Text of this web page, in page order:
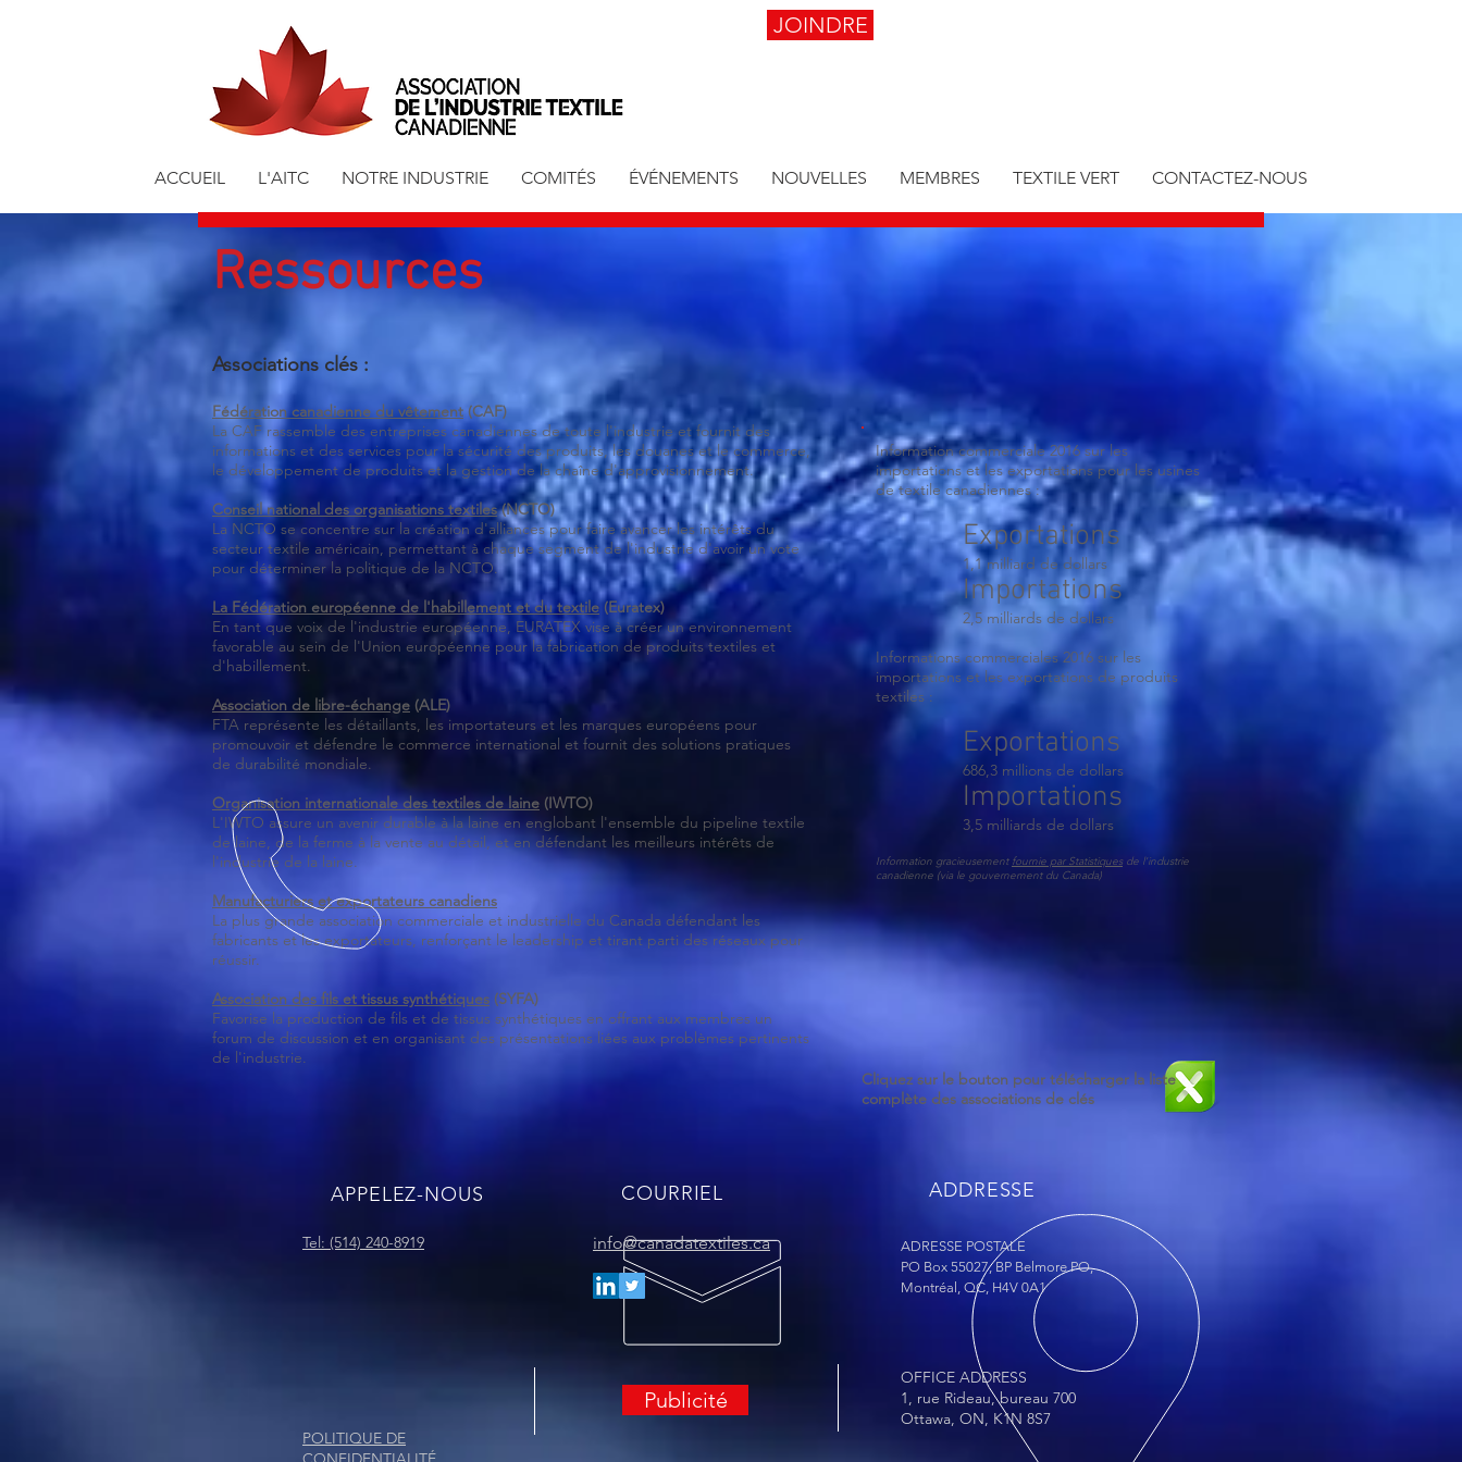
JOINDRE
ACCUEIL L'AITC NOTRE INDUSTRIE COMITÉS ÉVÉNEMENTS NOUVELLES MEMBRES TEXTILE VERT CONTACTEZ-NOUS
Ressources
Associations clés :
Fédération canadienne du vêtement (CAF)
La CAF rassemble des entreprises canadiennes de toute l'industrie et fournit des
informations et des services pour la sécurité des produits, les douanes et le commerce,
le développement de produits et la gestion de la chaîne d'approvisionnement.
Conseil national des organisations textiles(NCTO)
La NCTO se concentre sur la création d'alliances pour faire avancer les intérêts du
secteur textile américain, permettant à chaque segment de l'industrie d'avoir un vote
pour déterminer la politique de la NCTO.
La Fédération européenne de l'habillement et du textile (Euratex)
En tant que voix de l'industrie européenne, EURATEX vise à créer un environnement
favorable au sein de l'Union européenne pour la fabrication de produits textiles et
d'habillement.
Association de libre-échange (ALE)
FTA représente les détaillants, les importateurs et les marques européens pour
promouvoir et défendre le commerce international et fournit des solutions pratiques
de durabilité mondiale.
Organisation internationale des textiles de laine (IWTO)
L'IWTO assure un avenir durable à la laine en englobant l'ensemble du pipeline textile
de laine, de la ferme à la vente au détail, et en défendant les meilleurs intérêts de
l'industrie de la laine.
Manufacturiers et exportateurs canadiens
La plus grande association commerciale et industrielle du Canada défendant les
fabricants et les exportateurs, renforçant le leadership et tirant parti des réseaux pour
réussir.
Association des fils et tissus synthétiques (SYFA)
Favorise la production de fils et de tissus synthétiques en offrant aux membres un
forum de discussion et en organisant des présentations liées aux problèmes pertinents
de l'industrie.
Information commerciale 2016 sur les
importations et les exportations pour les usines
de textile canadiennes :
Exportations
1,1 milliard de dollars
Importations
2,5 milliards de dollars
Informations commerciales 2016 sur les
importations et les exportations de produits
textiles :
Exportations
686,3 millions de dollars
Importations
3,5 milliards de dollars
Information gracieusement fournie par Statistiques de l'industrie
canadienne (via le gouvernement du Canada)
Cliquez sur le bouton pour télécharger la liste
complète des associations de clés
APPELEZ-NOUS
Tel: (514) 240-8919
COURRIEL
info@canadatextiles.ca
ADDRESSE
ADRESSE POSTALE
PO Box 55027, BP Belmore PO,
Montréal, QC, H4V 0A1
POLITIQUE DE
Publicité
OFFICE ADDRESS
1, rue Rideau, bureau 700
Ottawa, ON, K1N 8S7